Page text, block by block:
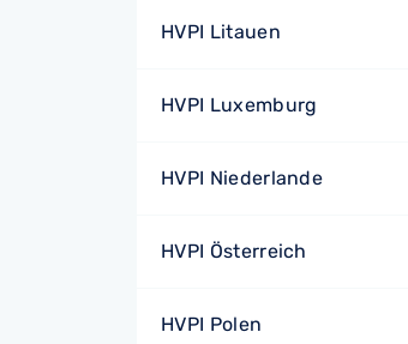
HVPI Litauen
HVPI Luxemburg
HVPI Niederlande
HVPI Österreich
HVPI Polen